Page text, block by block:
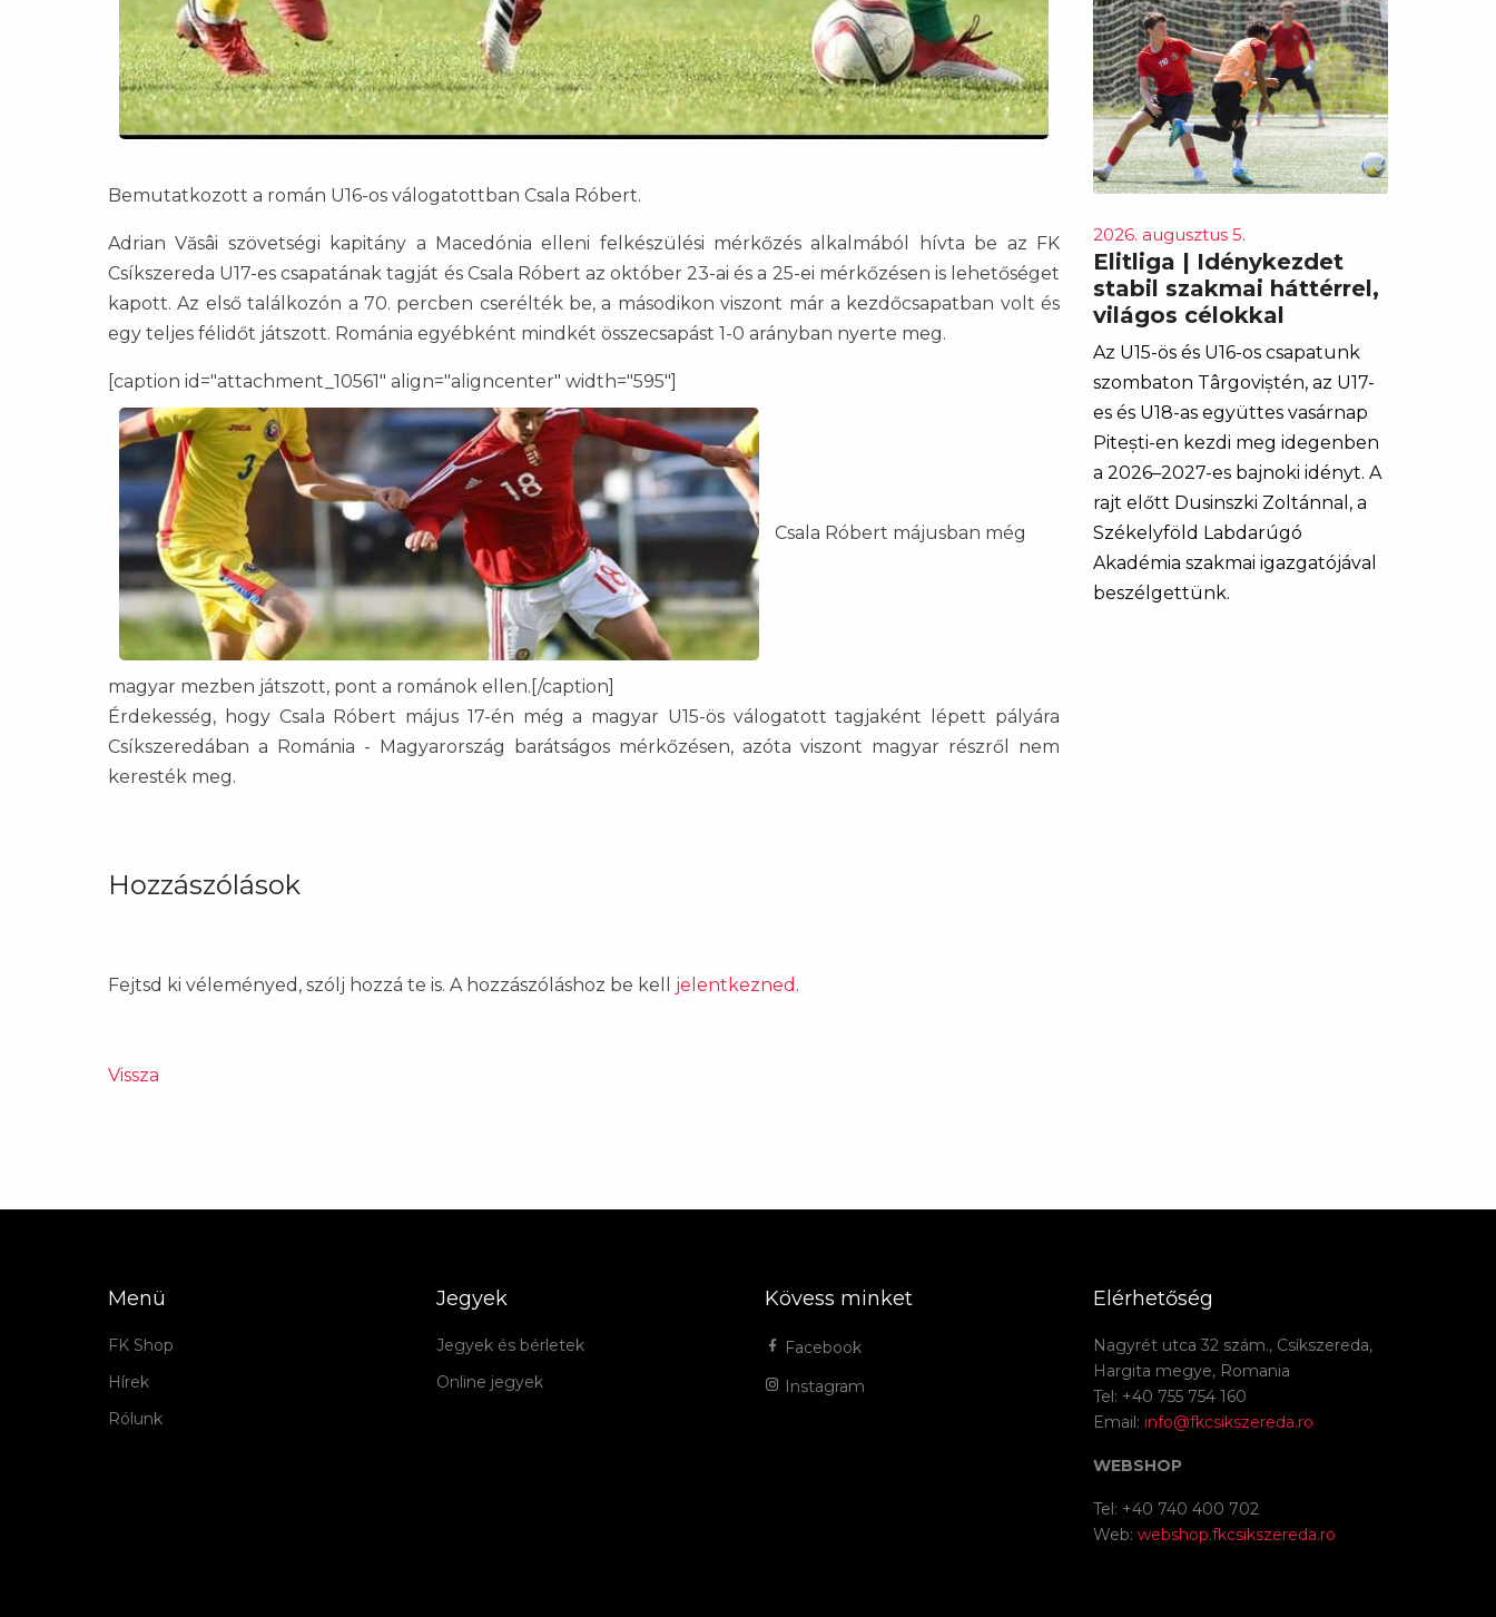
Bemutatkozott a román U16-os válogatottban Csala Róbert.
Adrian Văsâi szövetségi kapitány a Macedónia elleni felkészülési mérkőzés alkalmából hívta be az FK
Csíkszereda U17-es csapatának tagját és Csala Róbert az október 23-ai és a 25-ei mérkőzésen is lehetőséget
kapott. Az első találkozón a 70. percben cserélték be, a másodikon viszont már a kezdőcsapatban volt és
egy teljes félidőt játszott. Románia egyébként mindkét összecsapást 1-0 arányban nyerte meg.
[caption id="attachment_10561" align="aligncenter" width="595"]
Csala Róbert májusban még
magyar mezben játszott, pont a románok ellen.[/caption]
Érdekesség, hogy Csala Róbert május 17-én még a magyar U15-ös válogatott tagjaként lépett pályára
Csíkszeredában a Románia - Magyarország barátságos mérkőzésen, azóta viszont magyar részről nem
keresték meg.
2026. augusztus 5.
Elitliga | Idénykezdet
stabil szakmai háttérrel,
világos célokkal
Az U15-ös és U16-os csapatunk
szombaton Târgoviștén, az U17-
es és U18-as együttes vasárnap
Pitești-en kezdi meg idegenben
a 2026–2027-es bajnoki idényt. A
rajt előtt Dusinszki Zoltánnal, a
Székelyföld Labdarúgó
Akadémia szakmai igazgatójával
beszélgettünk.
Hozzászólások
Fejtsd ki véleményed, szólj hozzá te is. A hozzászóláshoz be kell jelentkezned .
Vissza
Menü
FK Shop
Hírek
Rólunk
Jegyek
Jegyek és bérletek
Online jegyek
Kövess minket
Facebook
Instagram
Elérhetőség
Nagyrét utca 32 szám., Csíkszereda,
Hargita megye, Romania
Tel: +40 755 754 160
Email: info@fkcsikszereda.ro
WEBSHOP
Tel: +40 740 400 702
Web: webshop.fkcsikszereda.ro